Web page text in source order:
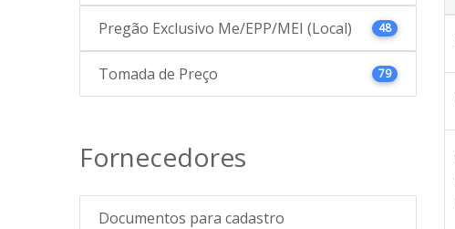
Pregão Exclusivo Me/EPP/MEI (Local) 48
Tomada de Preço 79
Fornecedores
Documentos para cadastro